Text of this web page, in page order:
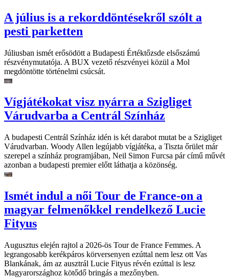
A július is a rekorddöntésekről szólt a
pesti parketten
Júliusban ismét erősödött a Budapesti Értéktőzsde elsőszámú
részvénymutatója. A BUX vezető részvényei közül a Mol
megdöntötte történelmi csúcsát.
Vígjátékokat visz nyárra a Szigliget
Várudvarba a Centrál Színház
A budapesti Centrál Színház idén is két darabot mutat be a Szigliget
Várudvarban. Woody Allen legújabb vígjátéka, a Tiszta őrület már
szerepel a színház programjában, Neil Simon Furcsa pár című művét
azonban a budapesti premier előtt láthatja a közönség.
Ismét indul a női Tour de France-on a
magyar felmenőkkel rendelkező Lucie
Fityus
Augusztus elején rajtol a 2026-ös Tour de France Femmes. A
legrangosabb kerékpáros körversenyen ezúttal nem lesz ott Vas
Blankának, ám az ausztrál Lucie Fityus révén ezúttal is lesz
Magyarországhoz kötődő bringás a mezőnyben.